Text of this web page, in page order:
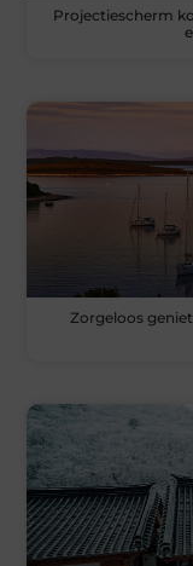
Projectiescherm
Zorgeloos